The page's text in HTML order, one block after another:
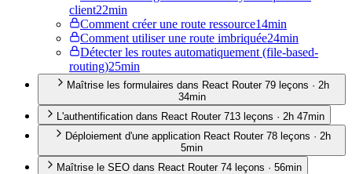
client22min
Comment créer une route ressource14min
Comment utiliser une route imbriquée24min
Détecter les routes automatiquement (file-based-
routing)25min
Maîtrise les formulaires dans React Router 79 leçons · 2h
34min
L'authentification dans React Router 713 leçons · 2h 47min
Déploiement d'une application React Router 78 leçons · 2h
5min
Maîtrise le SEO dans React Router 74 leçons · 56min